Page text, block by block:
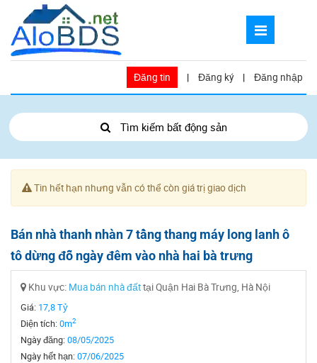
Đăng tin | Đăng ký | Đăng nhập
Tìm kiếm bất động sản
Tin hết hạn nhưng vẫn có thể còn giá trị giao dịch
Bán nhà thanh nhàn 7 tầng thang máy long lanh ô
tô dừng đỗ ngày đêm vào nhà hai bà trưng
Khu vực: Mua bán nhà đấttại Quận Hai Bà Trưng, Hà Nội
Giá: 17,8 Tỷ
Diện tích:0m2
Ngày đăng:08/05/2025
Ngày hết hạn:07/06/2025